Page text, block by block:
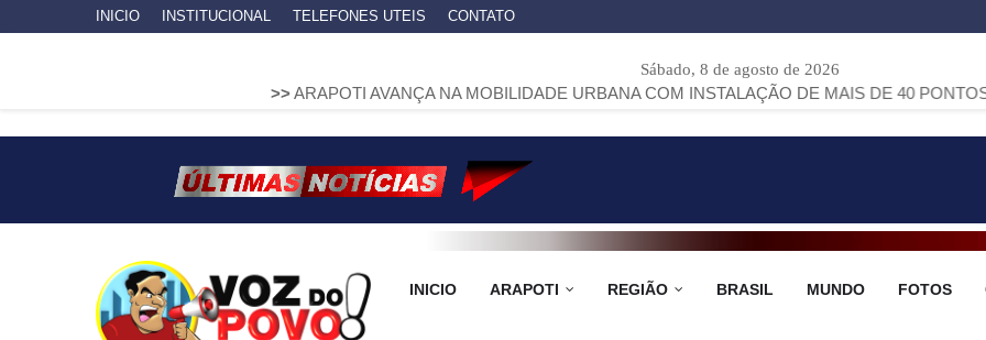
INICIO INSTITUCIONAL TELEFONES UTEIS CONTATO
Sábado, 8 de agosto de 2026
ARAPOTI AVANÇA NA MOBILIDADE URBANA COM INSTALAÇÃO DE MAIS DE 40 PONTOS DE
INICIO ARAPOTI REGIÃO BRASIL MUNDO FOTOS